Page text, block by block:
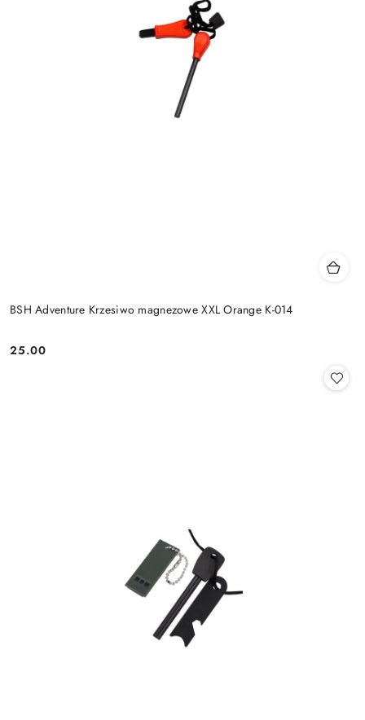
BSH Adventure Krzesiwo magnezowe XXL Orange K-014
Cena:
25.00